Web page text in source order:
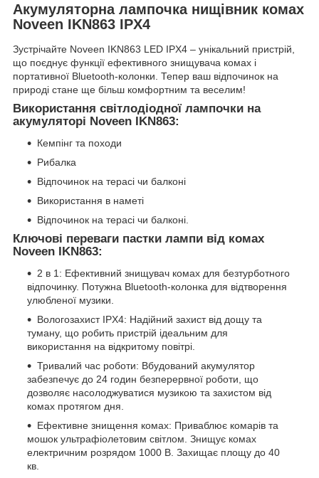
Акумуляторна лампочка нищівник комах
Noveen IKN863 IPХ4
Зустрічайте Noveen IKN863 LED IPX4 – унікальний пристрій,
що поєднує функції ефективного знищувача комах і
портативної Bluetooth-колонки. Тепер ваш відпочинок на
природі стане ще більш комфортним та веселим!
Використання світлодіодної лампочки на
акумуляторі Noveen IKN863:
Кемпінг та походи
Рибалка
Відпочинок на терасі чи балконі
Використання в наметі
Відпочинок на терасі чи балконі.
Ключові переваги пастки лампи від комах
Noveen IKN863:
2 в 1: Ефективний знищувач комах для безтурботного
відпочинку. Потужна Bluetooth-колонка для відтворення
улюбленої музики.
Вологозахист IPX4: Надійний захист від дощу та
туману, що робить пристрій ідеальним для
використання на відкритому повітрі.
Тривалий час роботи: Вбудований акумулятор
забезпечує до 24 годин безперервної роботи, що
дозволяє насолоджуватися музикою та захистом від
комах протягом дня.
Ефективне знищення комах: Приваблює комарів та
мошок ультрафіолетовим світлом. Знищує комах
електричним розрядом 1000 В. Захищає площу до 40
кв.